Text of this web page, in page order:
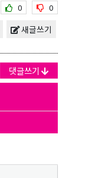
0 0
새글쓰기
댓글쓰기